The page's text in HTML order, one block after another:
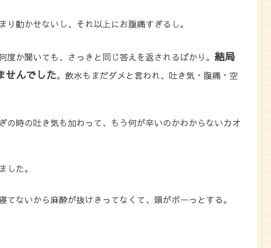
動かせないし、それ以上にお腹痛すぎるし。
か聞いても、さっきと同じ答えを返されるばかり。 結局
せんでした。飲水もまだダメと言われ、吐き気・腹痛・空
の時の吐き気も加わって、もう何が辛いのかわからないカオ
た。
ないから麻酔が抜けきってなくて、頭がボーっとする。